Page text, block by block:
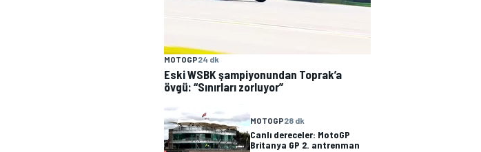
MOTOGP24 dk
Eski WSBK şampiyonundan Toprak’a
övgü: “Sınırları zorluyor”
MOTOGP28 dk
Canlı dereceler: MotoGP
Britanya GP 2. antrenman